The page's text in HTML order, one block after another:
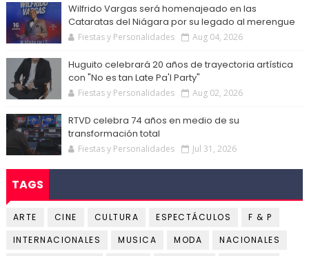
Wilfrido Vargas será homenajeado en las
Cataratas del Niágara por su legado al merengue
Fiestas y Personalidades Aug 04, 2026
Huguito celebrará 20 años de trayectoria artística
con "No es tan Late Pa'l Party"
Fiestas y Personalidades Aug 02, 2026
RTVD celebra 74 años en medio de su
transformación total
Fiestas y Personalidades Jul 31, 2026
TAGS
ARTE CINE CULTURA ESPECTÁCULOS
F & P
INTERNACIONALES
MUSICA MODA
NACIONALES